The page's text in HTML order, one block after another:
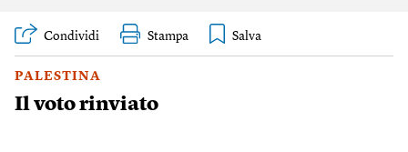
Condividi Stampa
PALESTINA
Il voto rinviato